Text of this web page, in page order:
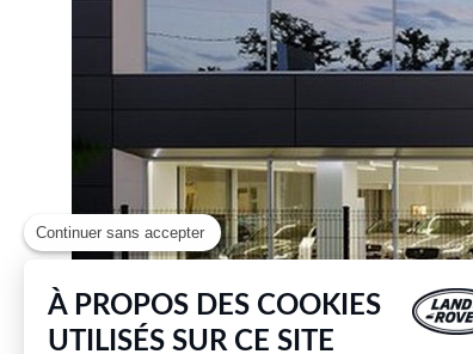
Continuer sans accepter
À PROPOS DES COOKIES
UTILISÉS SUR CE SITE